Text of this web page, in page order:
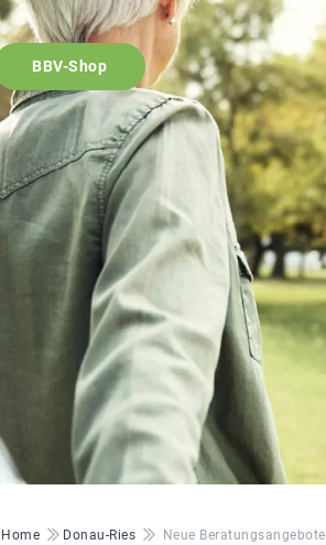
BBV-Shop
Pfadnavigation
Home Donau-Ries Neue Beratungsangebote